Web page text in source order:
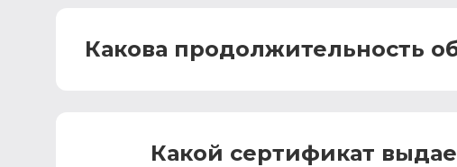
Какова продолжительность
Какой сертификат